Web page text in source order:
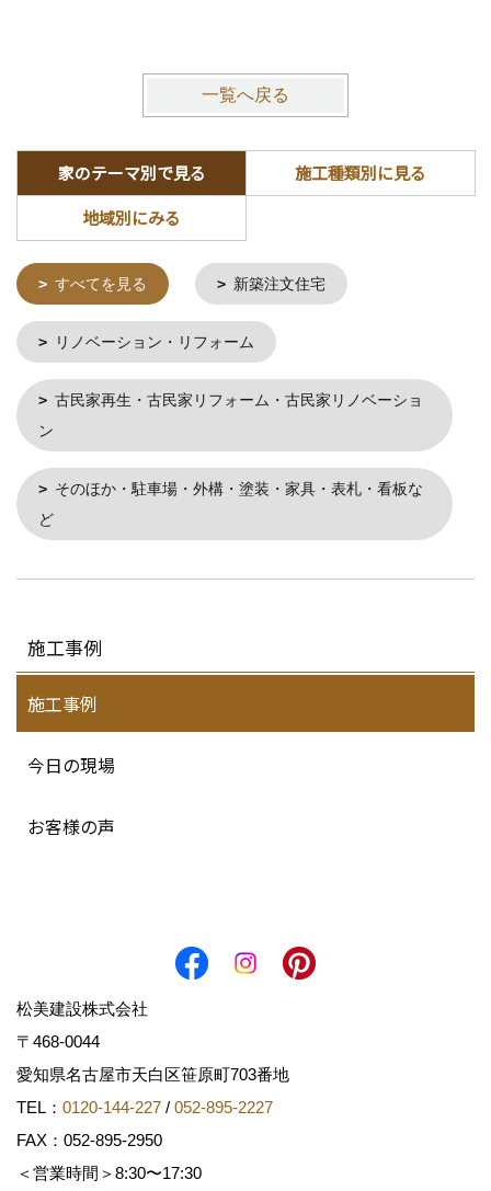
一覧へ戻る
家のテーマ別で見る
施工種類別に見る
地域別にみる
すべてを見る 新築注文住宅
リノベーション・リフォーム
古民家再生・古民家リフォーム・古民家リノベーショ
ン
そのほか・駐車場・外構・塗装・家具・表札・看板な
ど
施工事例
施工事例
今日の現場
お客様の声
松美建設株式会社
〒468-0044
愛知県名古屋市天白区笹原町703番地
TEL： 0120-144-227 / 052-895-2227
FAX：052-895-2950
＜営業時間＞8:30〜17:30